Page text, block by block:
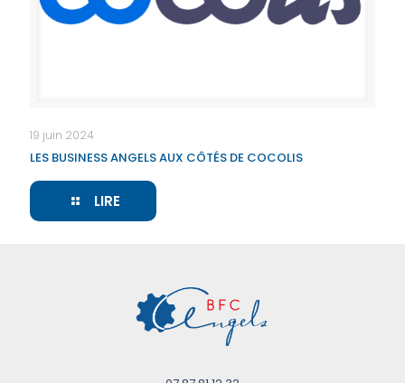
19 juin 2024
LES BUSINESS ANGELS AUX CÔTÉS DE COCOLIS
LIRE